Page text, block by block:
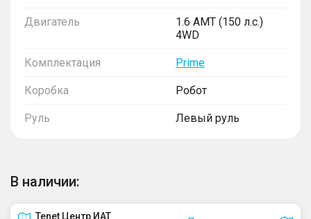
Двигатель
1.6 AMT (150 л.с.)
4WD
Комплектация Prime
Коробка Робот
Руль Левый руль
В наличии:
Tenet Центр ИАТ